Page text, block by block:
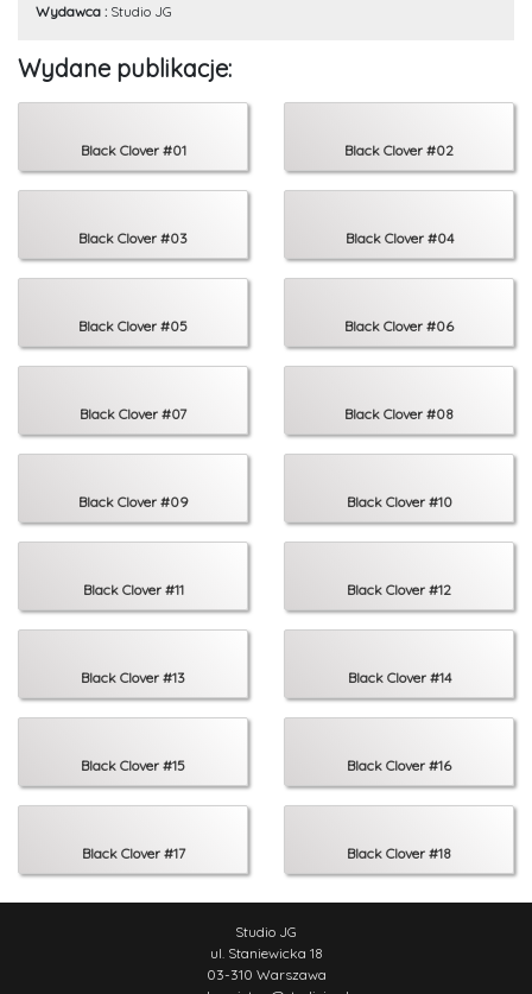
Wydawca : Studio JG
Wydane publikacje:
Black Clover #01 Black Clover #02
Black Clover #03 Black Clover #04
Black Clover #05 Black Clover #06
Black Clover #07 Black Clover #08
Black Clover #09 Black Clover #10
Black Clover #11 Black Clover #12
Black Clover #13 Black Clover #14
Black Clover #15 Black Clover #16
Black Clover #17 Black Clover #18
Studio JG
ul. Staniewicka 18
03-310 Warszawa